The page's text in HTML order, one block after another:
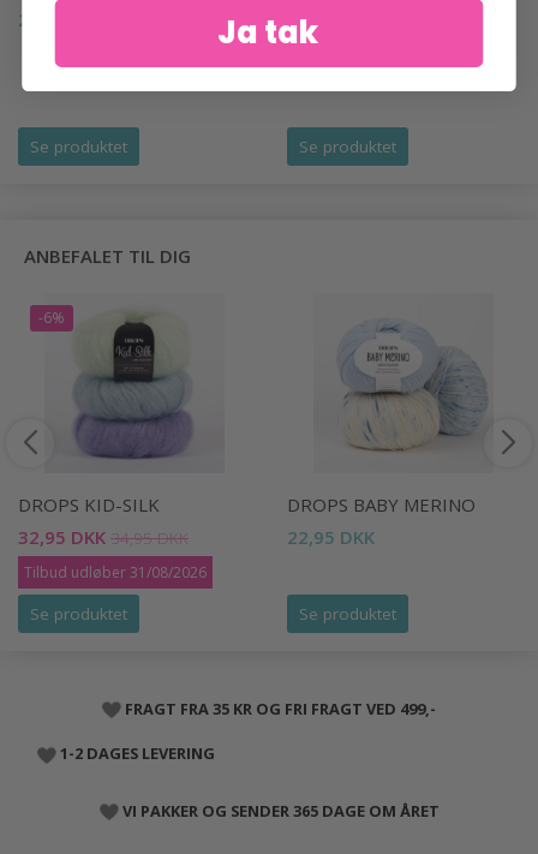
24,95 DKK
Se produktet
39,95 DKK
Se produktet
ANBEFALET TIL DIG
-6%
DROPS KID-SILK
32,95 DKK 34,95 DKK
Tilbud udløber 31/08/2026
Se produktet
DROPS BABY MERINO
22,95 DKK
Se produktet
FRAGT FRA 35 KR OG FRI FRAGT VED 499,-
1-2 DAGES LEVERING
VI PAKKER OG SENDER 365 DAGE OM ÅRET
Ja tak